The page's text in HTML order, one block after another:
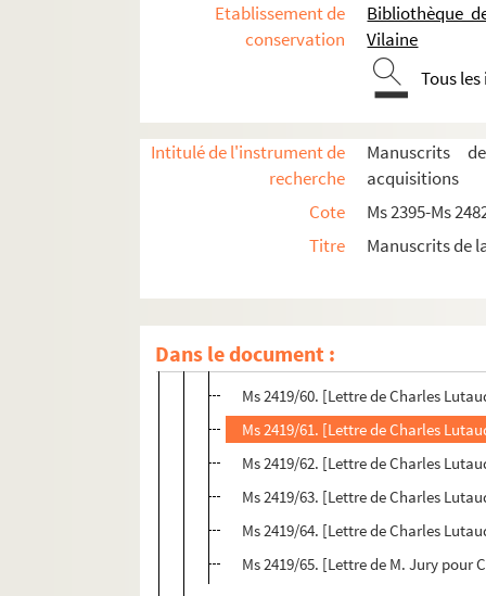
Etablissement de
conservation
Bibliothèque
Vilaine
Tous
Intitulé de l'instrument de
recherche
Manuscrits
acquisitions
Cote
Ms 2395-Ms
Titre
Manuscrits de
Dans le document :
Ms 2419/43-44. Correspondance
Ms 2419/45-46. Correspondance
Ms 2419/47-52. Correspondance
Ms 2419/53. Deux lettres de Jean-
Ms 2419/54-65. Correspondance avec
Ms 2419/54. [Lettre de Charles
Ms 2419/57. [Lettre de Charles
Ms 2419/58. [Lettre de Charles
Ms 2419/59. [Lettre de Charles
Ms 2419/60. [Lettre de Charles
Ms 2419/61. [Lettre de Charles
Ms 2419/62. [Lettre de Charles
Ms 2419/63. [Lettre de Charles
Ms 2419/64. [Lettre de Charles
Ms 2419/65. [Lettre de M. Jury pour